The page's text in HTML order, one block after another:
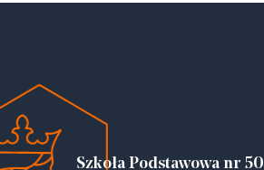
Szkoła Podstawowa nr 50